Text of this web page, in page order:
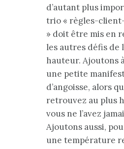
d’autant plus
trio « règles-
» doit être mis en
les autres défis de
hauteur. Ajoutons
une petite
d’angoisse, alors
retrouvez au plus
vous ne l’avez
Ajoutons aussi,
une température